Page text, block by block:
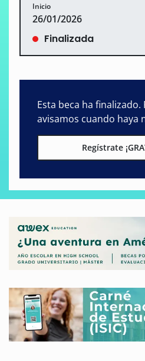
Inicio
26/01/2026
Finalizada
Esta beca ha finalizado.
avisamos cuando haya
Regístrate